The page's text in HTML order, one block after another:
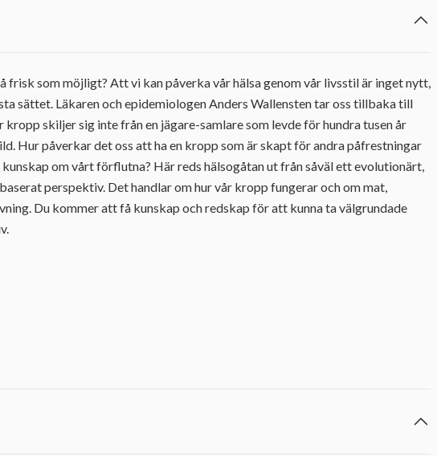
frisk som möjligt? Att vi kan påverka vår hälsa genom vår livsstil är inget nytt,
sättet. Läkaren och epidemiologen Anders Wallensten tar oss tillbaka till
kropp skiljer sig inte från en jägare-samlare som levde för hundra tusen år
Hur påverkar det oss att ha en kropp som är skapt för andra påfrestningar
kunskap om vårt förflutna? Här reds hälsogåtan ut från såväl ett evolutionärt,
perspektiv. Det handlar om hur vår kropp fungerar och om mat,
Du kommer att få kunskap och redskap för att kunna ta välgrundade